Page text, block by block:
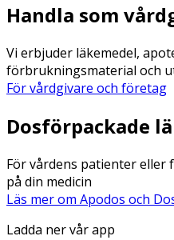
Handla som
Vi erbjuder läkemedel,
förbrukningsmaterial och
För vårdgivare och företag
Dosförpackade
För vårdens patienter eller
på din medicin
Läs mer om Apodos och
Ladda ner vår app